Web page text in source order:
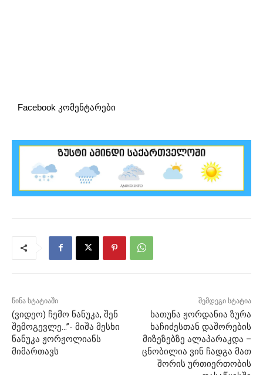
Facebook კომენტარები
წინა სტატიაში
(ვიდეო) ჩემო ნანუკა, შენ
შემოგევლე…”- მიშა მესხი
ნანუკა ჟორჟოლიანს
მიმართავს
შემდეგი სტატია
ხათუნა ჟორდანია ზურა
ხაჩიძესთან დაშორების
მიზეზებზე ალაპარაკდა –
ცნობილია ვინ ჩადგა მათ
შორის ურთიერთობის